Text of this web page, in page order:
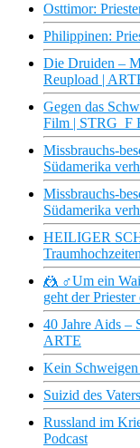
Osttimor:
Philippinen:
Die Druiden –
Reupload |
Gegen das
Film | STRG_F
Missbrauchs-
Südamerika
Missbrauchs-
Südamerika
HEILIGER
🤼 ♂Um ein
geht der
40 Jahre Aids –
ARTE
Kein
Suizid des
Russland im
Podcast